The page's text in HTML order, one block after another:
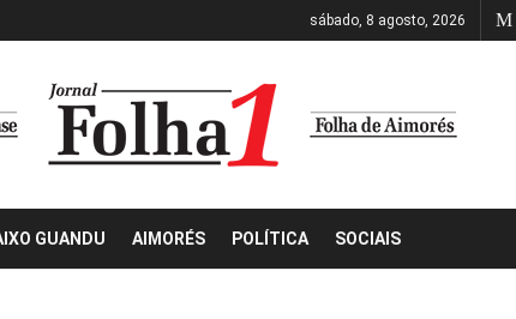
sábado, 8 agosto, 2026
GUANDU AIMORÉS POLÍTICA SOCIAIS